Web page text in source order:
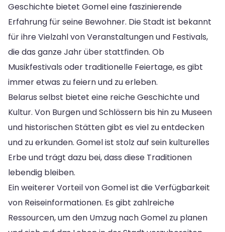
Geschichte bietet Gomel eine faszinierende
Erfahrung für seine Bewohner. Die Stadt ist bekannt
für ihre Vielzahl von Veranstaltungen und Festivals,
die das ganze Jahr über stattfinden. Ob
Musikfestivals oder traditionelle Feiertage, es gibt
immer etwas zu feiern und zu erleben.
Belarus selbst bietet eine reiche Geschichte und
Kultur. Von Burgen und Schlössern bis hin zu Museen
und historischen Stätten gibt es viel zu entdecken
und zu erkunden. Gomel ist stolz auf sein kulturelles
Erbe und trägt dazu bei, dass diese Traditionen
lebendig bleiben.
Ein weiterer Vorteil von Gomel ist die Verfügbarkeit
von Reiseinformationen. Es gibt zahlreiche
Ressourcen, um den Umzug nach Gomel zu planen